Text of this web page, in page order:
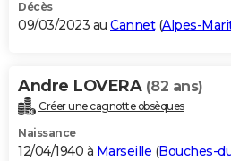
Décès
09/03/2023 au Cannet(Alpes-
Andre LOVERA (82 ans)
Créer une cagnotte obsèques
Naissance
12/04/1940 à Marseille (Bouches-